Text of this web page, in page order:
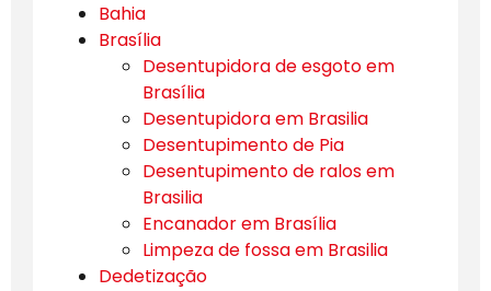
Bahia
Brasília
Desentupidora de esgoto em
Brasília
Desentupidora em Brasilia
Desentupimento de Pia
Desentupimento de ralos em
Brasilia
Encanador em Brasília
Limpeza de fossa em Brasilia
Dedetização